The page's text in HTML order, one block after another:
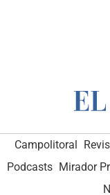
Campolitoral
Podcasts Mirador